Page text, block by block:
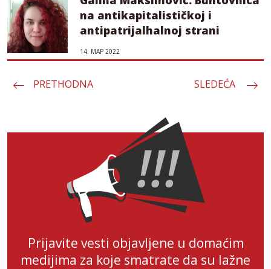
na antikapitalističkoj i
antipatrijalhalnoj strani
14. МАР 2022
Пагинација
PRETHODNA SLEDEĆA
Prijavite vesti objavljene u domaćim
medijima za koje smatrate da su lažne